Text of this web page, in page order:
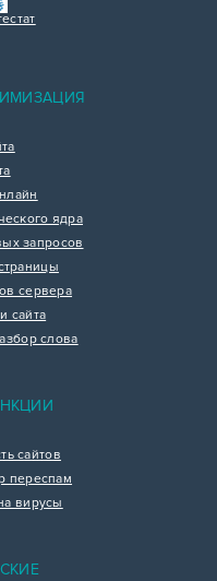
ядра
запросов
сервера
сайта
слова
сайтов
переспам
вирусы